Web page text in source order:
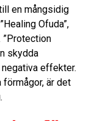
en mångsidig
Ofuda”,
”Protection
skydda
effekter.
är det